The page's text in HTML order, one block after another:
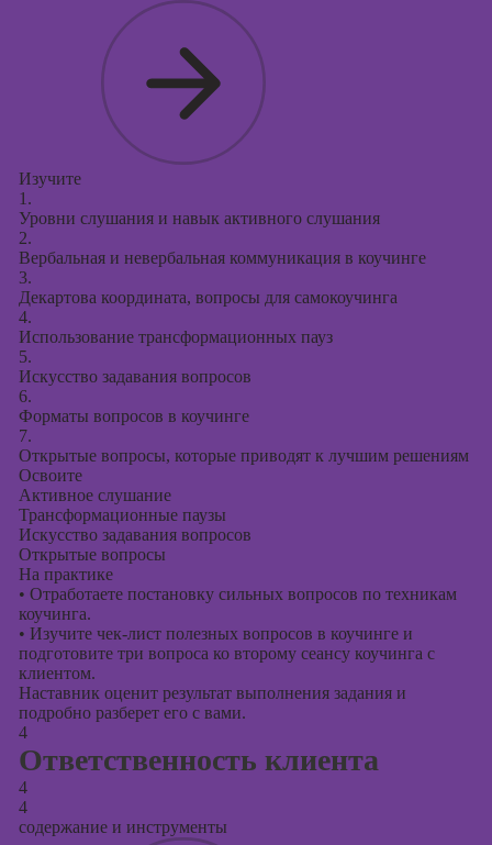
Изучите
1.
Уровни слушания и навык активного слушания
2.
Вербальная и невербальная коммуникация в коучинге
3.
Декартова координата, вопросы для самокоучинга
4.
Использование трансформационных пауз
5.
Искусство задавания вопросов
6.
Форматы вопросов в коучинге
7.
Открытые вопросы, которые приводят к лучшим решениям
Освоите
Активное слушание
Трансформационные паузы
Искусство задавания вопросов
Открытые вопросы
На практике
• Отработаете постановку сильных вопросов по техникам
коучинга.
• Изучите чек-лист полезных вопросов в коучинге и
подготовите три вопроса ко второму сеансу коучинга с
клиентом.
Наставник оценит результат выполнения задания и
подробно разберет его с вами.
4
Ответственность клиента
4
4
содержание и инструменты